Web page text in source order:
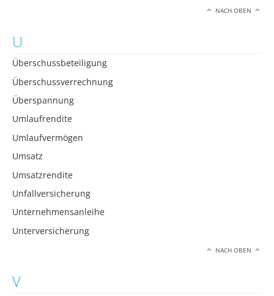
NACH OBEN
U
Überschussbeteiligung
Überschussverrechnung
Überspannung
Umlaufrendite
Umlaufvermögen
Umsatz
Umsatzrendite
Unfallversicherung
Unternehmensanleihe
Unterversicherung
NACH OBEN
V